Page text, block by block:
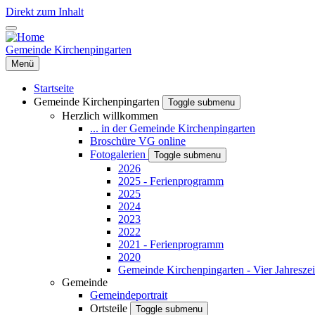
Direkt zum Inhalt
Gemeinde Kirchenpingarten
Menü
Startseite
Gemeinde Kirchenpingarten
Toggle submenu
Herzlich willkommen
... in der Gemeinde Kirchenpingarten
Broschüre VG online
Fotogalerien
Toggle submenu
2026
2025 - Ferienprogramm
2025
2024
2023
2022
2021 - Ferienprogramm
2020
Gemeinde Kirchenpingarten - Vier
Gemeinde
Gemeindeportrait
Ortsteile
Toggle submenu